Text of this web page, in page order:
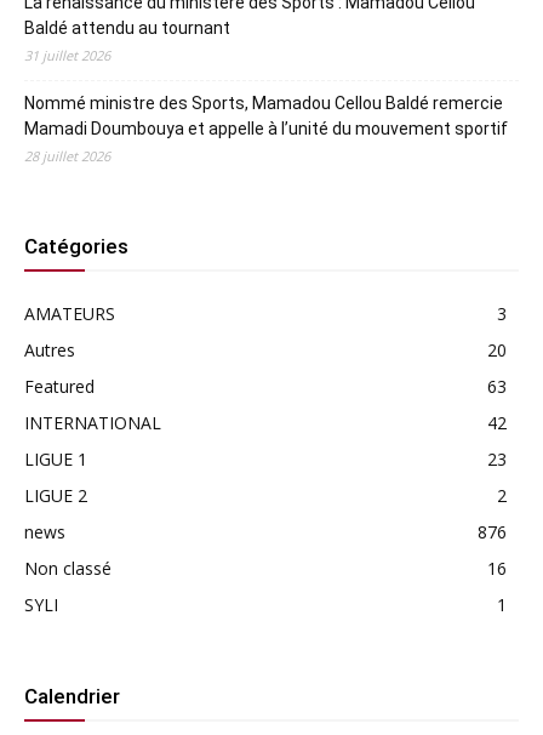
Baldé attendu au tournant
31 juillet 2026
Nommé ministre des Sports, Mamadou Cellou Baldé remercie
Mamadi Doumbouya et appelle à l’unité du mouvement sportif
28 juillet 2026
Catégories
AMATEURS
3
Autres
20
Featured
63
INTERNATIONAL
42
LIGUE 1
23
LIGUE 2
2
news
876
Non classé
16
SYLI
1
Calendrier